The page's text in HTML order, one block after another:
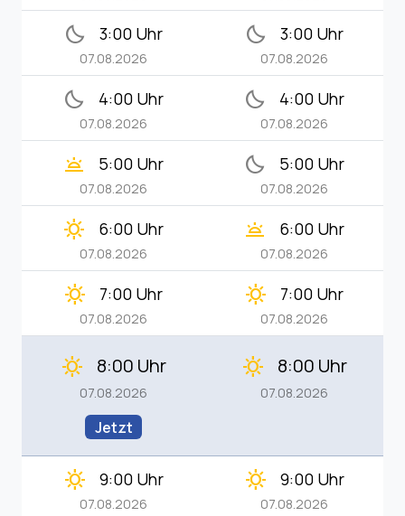
bedtime 3:00 Uhr
07.08.2026
bedtime 3:00 Uhr
07.08.2026
bedtime 4:00 Uhr
07.08.2026
bedtime 4:00 Uhr
07.08.2026
wb_twilight 5:00 Uhr
07.08.2026
bedtime 5:00 Uhr
07.08.2026
clear_day 6:00 Uhr
07.08.2026
wb_twilight 6:00 Uhr
07.08.2026
clear_day 7:00 Uhr
07.08.2026
clear_day 7:00 Uhr
07.08.2026
clear_day 8:00 Uhr
07.08.2026
Jetzt
clear_day 8:00 Uhr
07.08.2026
clear_day 9:00 Uhr
07.08.2026
clear_day 9:00 Uhr
07.08.2026